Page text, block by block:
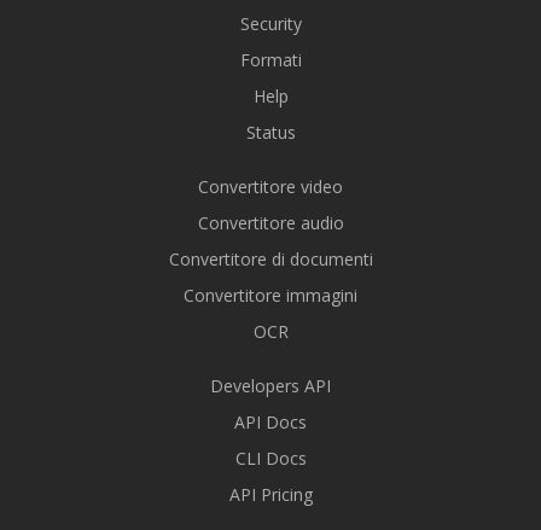
Security
Formati
Help
Status
Convertitore video
Convertitore audio
Convertitore di documenti
Convertitore immagini
OCR
Developers API
API Docs
CLI Docs
API Pricing